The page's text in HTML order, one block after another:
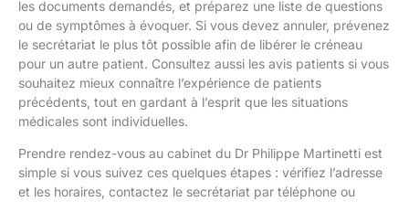
les documents demandés, et préparez une liste de questions
ou de symptômes à évoquer. Si vous devez annuler, prévenez
le secrétariat le plus tôt possible afin de libérer le créneau
pour un autre patient. Consultez aussi les avis patients si vous
souhaitez mieux connaître l’expérience de patients
précédents, tout en gardant à l’esprit que les situations
médicales sont individuelles.
Prendre rendez-vous au cabinet du Dr Philippe Martinetti est
simple si vous suivez ces quelques étapes : vérifiez l’adresse
et les horaires, contactez le secrétariat par téléphone ou